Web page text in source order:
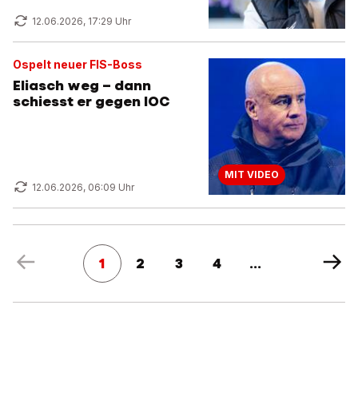
12.06.2026, 17:29 Uhr
Ospelt neuer FIS-Boss
Eliasch weg – dann
schiesst er gegen IOC
12.06.2026, 06:09 Uhr
MIT VIDEO
1 2 3 4 ...